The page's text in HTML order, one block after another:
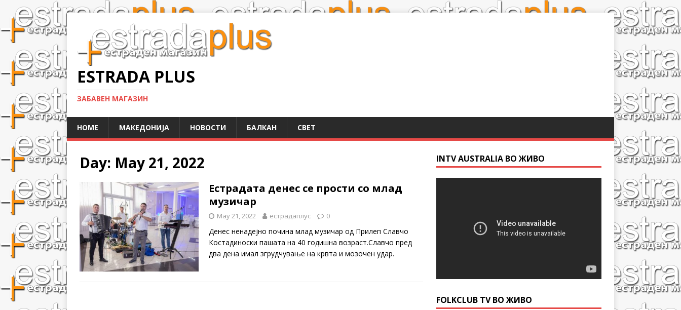
ESTRADA PLUS
ЗАБАВЕН МАГАЗИН
HOME МАКЕДОНИЈА НОВОСТИ БАЛКАН СВЕТ
Day: May 21, 2022
Естрадата денес се прости со млад
музичар
May 21, 2022 естрадаплус 0
Денес ненадејно почина млад музичар од Прилеп Славчо
Костадиноски пашата на 40 годишна возраст.Славчо пред
два дена имал згрудчување на крвта и мозочен удар.
INTV AUSTRALIA ВО ЖИВО
FOLKCLUB TV ВО ЖИВО